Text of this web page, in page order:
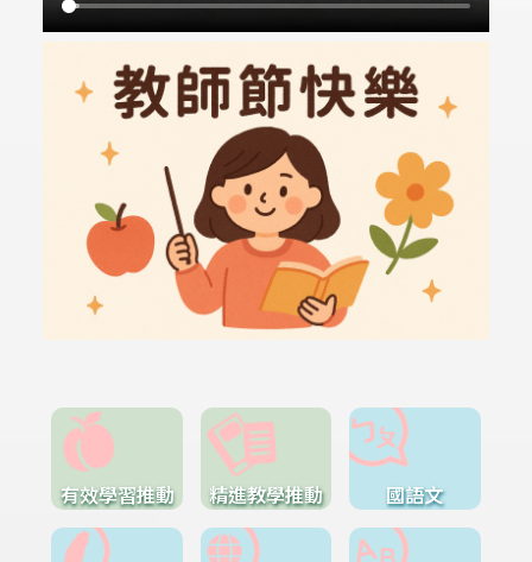
有效學習推動 精進教學推動 國語文